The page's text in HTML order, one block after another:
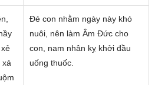
xả
Đẻ con nhằm ngày này khó
nuôi, nên làm Âm Đức cho
con, nam nhân kỵ khởi đầu
uống thuốc.